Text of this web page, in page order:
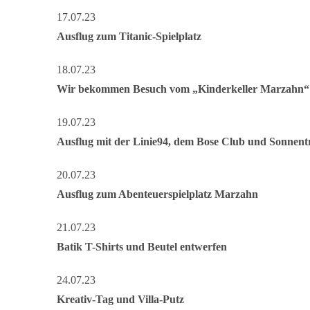
17.07.23
Ausflug zum Titanic-Spielplatz
18.07.23
Wir bekommen Besuch vom „Kinderkeller Marzahn“
19.07.23
Ausflug mit der Linie94, dem Bose Club und
20.07.23
Ausflug zum Abenteuerspielplatz Marzahn
21.07.23
Batik T-Shirts und Beutel entwerfen
24.07.23
Kreativ-Tag und Villa-Putz